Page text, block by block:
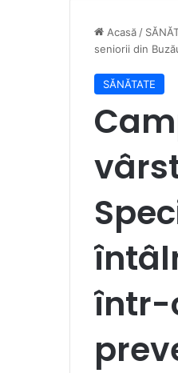
Acasă /
seniorii din
SĂNĂTATE
într-